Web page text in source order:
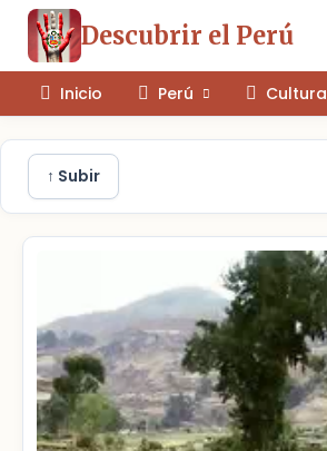
Descubrir el Perú
Inicio Perú Cultura
↑ Subir